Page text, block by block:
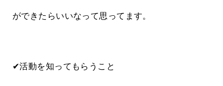
ができたらいいなって思ってます。
✔活動を知ってもらうこと